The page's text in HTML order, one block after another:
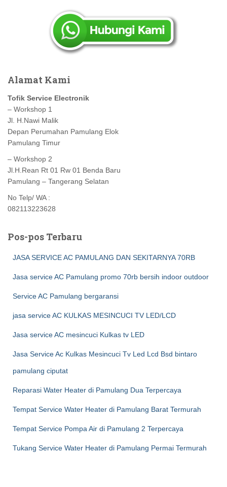
Alamat Kami
Tofik Service Electronik
– Workshop 1
Jl. H.Nawi Malik
Depan Perumahan Pamulang Elok
Pamulang Timur
– Workshop 2
Jl.H.Rean Rt 01 Rw 01 Benda Baru
Pamulang – Tangerang Selatan
No Telp/ WA :
082113223628
Pos-pos Terbaru
JASA SERVICE AC PAMULANG DAN SEKITARNYA 70RB
Jasa service AC Pamulang promo 70rb bersih indoor outdoor
Service AC Pamulang bergaransi
jasa service AC KULKAS MESINCUCI TV LED/LCD
Jasa service AC mesincuci Kulkas tv LED
Jasa Service Ac Kulkas Mesincuci Tv Led Lcd Bsd bintaro
pamulang ciputat
Reparasi Water Heater di Pamulang Dua Terpercaya
Tempat Service Water Heater di Pamulang Barat Termurah
Tempat Service Pompa Air di Pamulang 2 Terpercaya
Tukang Service Water Heater di Pamulang Permai Termurah